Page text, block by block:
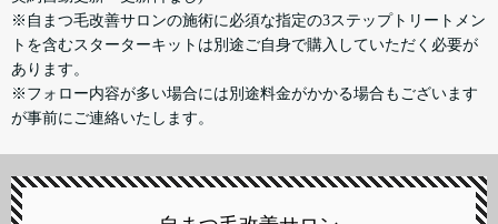
※自まつ毛改善サロンの施術に必須な指定の3ステップトリートメン
トを含むスターターキットは別途ご自身で購入していただく必要が
あります。
※フォロー内容が多い場合には別途料金がかかる場合もございます
が事前にご連絡いたします。